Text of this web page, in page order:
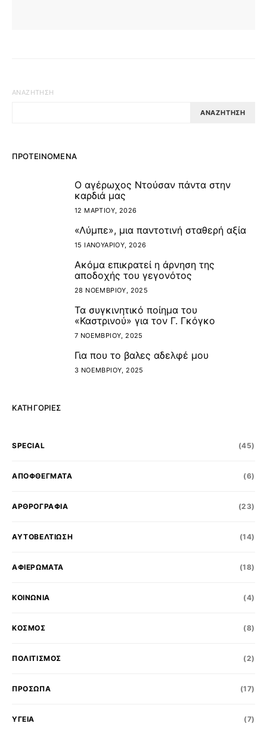
ΑΝΑΖΉΤΗΣΗ
ΑΝΑΖΉΤΗΣΗ
ΠΡΟΤΕΙΝΌΜΕΝΑ
Ο αγέρωχος Ντούσαν πάντα στην
καρδιά μας
12 ΜΑΡΤΊΟΥ, 2026
«Λύμπε», μια παντοτινή σταθερή αξία
15 ΙΑΝΟΥΑΡΊΟΥ, 2026
Ακόμα επικρατεί η άρνηση της
αποδοχής του γεγονότος
28 ΝΟΕΜΒΡΊΟΥ, 2025
Τα συγκινητικό ποίημα του
«Καστρινού» για τον Γ. Γκόγκο
7 ΝΟΕΜΒΡΊΟΥ, 2025
Για που το βαλες αδελφέ μου
3 ΝΟΕΜΒΡΊΟΥ, 2025
ΚΑΤΗΓΟΡΊΕΣ
SPECIAL (45)
ΑΠΟΦΘΕΓΜΑΤΑ (6)
ΑΡΘΡΟΓΡΑΦΙΑ (23)
ΑΥΤΟΒΕΛΤΙΩΣΗ (14)
ΑΦΙΕΡΩΜΑΤΑ (18)
ΚΟΙΝΩΝΊΑ (4)
ΚΟΣΜΟΣ (8)
ΠΟΛΙΤΙΣΜΌΣ (2)
ΠΡΟΣΩΠΑ (17)
ΥΓΕΙΑ (7)